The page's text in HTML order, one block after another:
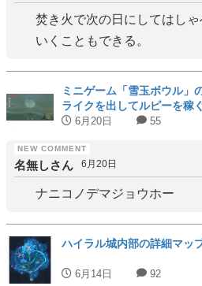
焚き火で次の日にしてはしゃ
いくこともできる。
ミニゲーム「雪玉ボウル」
ライクを出してルピーを稼
6月20日 55
名無しさん 6月20日
ナニコノデマジョウホー
ハイラル城内部の詳細マッ
6月14日 92